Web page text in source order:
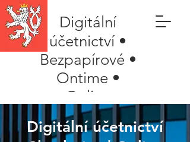
Digitální
účetnictví •
Bezpapírové •
Ontime •
Online
Digitální účetnictví